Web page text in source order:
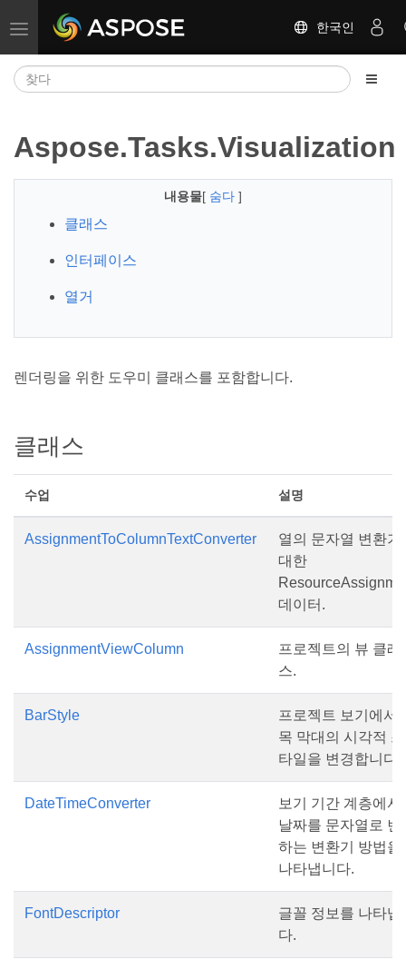
탐색 전환 한국인
Aspose.Tasks.Visualization
내용물[ 숨다 ]
클래스
인터페이스
열거
렌더링을 위한 도우미 클래스를 포함합니다.
클래스
수업 설명
AssignmentToColumnTextConverter
열의 문자열 변환기
대한
데이터.
AssignmentViewColumn
프로젝트의 뷰 클래
스.
BarStyle
프로젝트 보기에서
목 막대의 시각적 스
타일을 변경합니다.
DateTimeConverter
보기 기간 계층에서
날짜를 문자열로 변
하는 변환기 방법을
나타냅니다.
FontDescriptor
글꼴 정보를 나타냅
다.